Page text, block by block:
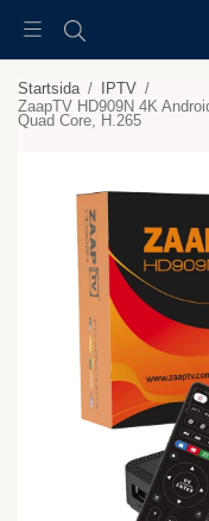
Startsida / IPTV /
ZaapTV HD909N 4K
Quad Core, H.265